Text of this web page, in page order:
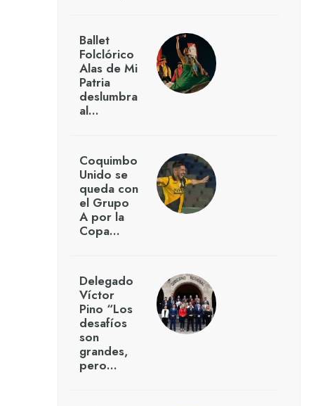
Ballet
Folclórico
Alas de Mi
Patria
deslumbra
al…
Coquimbo
Unido se
queda con
el Grupo
A por la
Copa…
Delegado
Víctor
Pino “Los
desafíos
son
grandes,
pero…